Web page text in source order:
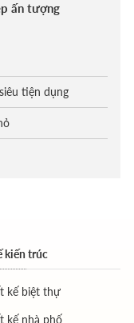
ấn tượng
tiện dụng
kiến trúc
kế biệt thự
kế nhà phố